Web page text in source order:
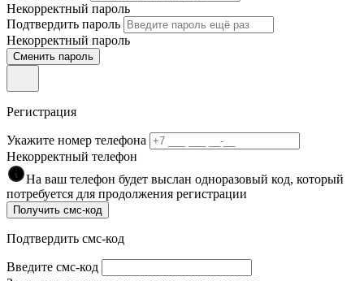
Некорректный пароль
Подтвердить пароль
Некорректный пароль
Сменить пароль
Регистрация
Укажите номер телефона
Некорректный телефон
На ваш телефон будет выслан одноразовый код, который
потребуется для продолжения регистрации
Получить смс-код
Подтвердить смс-код
Введите смс-код